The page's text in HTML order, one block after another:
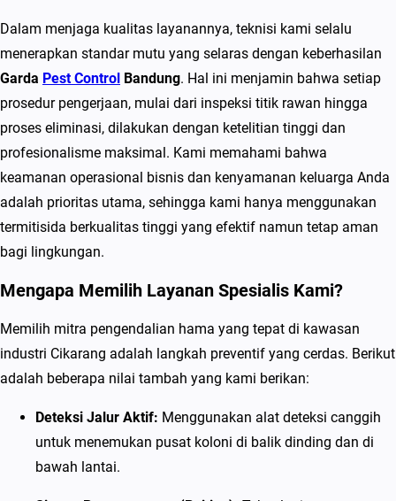
k
a
r
a
n
g
S
p
e
s
i
l
i
s
Dalam menjaga kualitas layanannya, teknisi kami selalu
menerapkan standar mutu yang selaras dengan keberhasilan
Garda Pest Control Bandung. Hal ini menjamin bahwa setiap
prosedur pengerjaan, mulai dari inspeksi titik rawan hingga
proses eliminasi, dilakukan dengan ketelitian tinggi dan
profesionalisme maksimal. Kami memahami bahwa
keamanan operasional bisnis dan kenyamanan keluarga Anda
adalah prioritas utama, sehingga kami hanya menggunakan
termitisida berkualitas tinggi yang efektif namun tetap aman
bagi lingkungan.
Mengapa Memilih Layanan Spesialis Kami?
Memilih mitra pengendalian hama yang tepat di kawasan
industri Cikarang adalah langkah preventif yang cerdas. Berikut
adalah beberapa nilai tambah yang kami berikan:
Deteksi Jalur Aktif: Menggunakan alat deteksi canggih
untuk menemukan pusat koloni di balik dinding dan di
bawah lantai.